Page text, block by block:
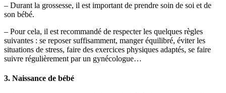
– Durant la grossesse, il est important de prendre soin de soi et de
son bébé.
– Pour cela, il est recommandé de respecter les quelques règles
suivantes : se reposer suffisamment, manger équilibré, éviter les
situations de stress, faire des exercices physiques adaptés, se faire
suivre régulièrement par un gynécologue…
3. Naissance de bébé